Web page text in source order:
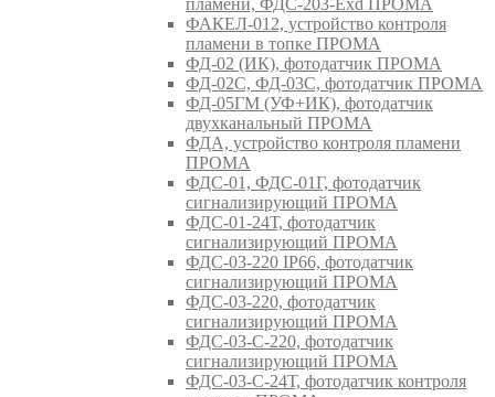
пламени, ФДС-203-Exd ПРОМА
ФАКЕЛ-012, устройство контроля
пламени в топке ПРОМА
ФД-02 (ИК), фотодатчик ПРОМА
ФД-02С, ФД-03С, фотодатчик ПРОМА
ФД-05ГМ (УФ+ИК), фотодатчик
двухканальный ПРОМА
ФДА, устройство контроля пламени
ПРОМА
ФДС-01, ФДС-01Г, фотодатчик
сигнализирующий ПРОМА
ФДС-01-24Т, фотодатчик
сигнализирующий ПРОМА
ФДС-03-220 IP66, фотодатчик
сигнализирующий ПРОМА
ФДС-03-220, фотодатчик
сигнализирующий ПРОМА
ФДС-03-С-220, фотодатчик
сигнализирующий ПРОМА
ФДС-03-С-24Т, фотодатчик контроля